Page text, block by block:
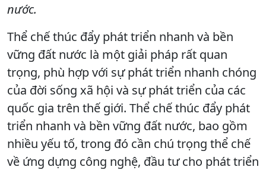
nước.
Thể chế thúc đẩy phát triển nhanh và bền
vững đất nước là một giải pháp rất quan
trọng, phù hợp với sự phát triển nhanh chóng
của đời sống xã hội và sự phát triển của các
quốc gia trên thế giới. Thể chế thúc đẩy phát
triển nhanh và bền vững đất nước, bao gồm
nhiều yếu tố, trong đó cần chú trọng thể chế
về ứng dựng công nghệ, đầu tư cho phát triển